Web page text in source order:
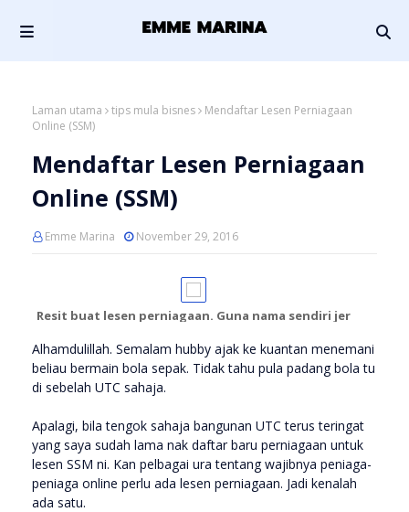
Laman utama tips mula bisnes
Mendaftar Lesen Perniagaan
Online (SSM)
Mendaftar Lesen Perniagaan
Online (SSM)
Emme Marina November 29, 2016
Resit buat lesen perniagaan. Guna nama sendiri jer
Alhamdulillah. Semalam hubby ajak ke kuantan menemani
beliau bermain bola sepak. Tidak tahu pula padang bola tu
di sebelah UTC sahaja.
Apalagi, bila tengok sahaja bangunan UTC terus teringat
yang saya sudah lama nak daftar baru perniagaan untuk
lesen SSM ni. Kan pelbagai ura tentang wajibnya peniaga-
peniaga online perlu ada lesen perniagaan. Jadi kenalah
ada satu.